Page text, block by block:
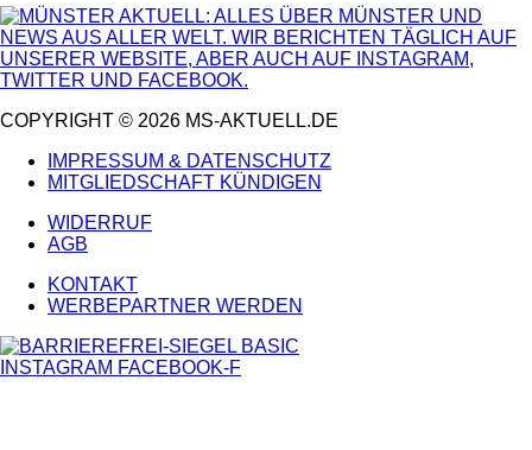
COPYRIGHT © 2026 MS-AKTUELL.DE
IMPRESSUM & DATENSCHUTZ
MITGLIEDSCHAFT KÜNDIGEN
WIDERRUF
AGB
KONTAKT
WERBEPARTNER WERDEN
INSTAGRAM FACEBOOK-F